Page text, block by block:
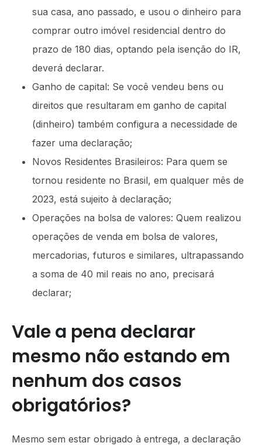
sua casa, ano passado, e usou o dinheiro para
comprar outro imóvel residencial dentro do
prazo de 180 dias, optando pela isenção do IR,
deverá declarar.
Ganho de capital: Se você vendeu bens ou
direitos que resultaram em ganho de capital
(dinheiro) também configura a necessidade de
fazer uma declaração;
Novos Residentes Brasileiros: Para quem se
tornou residente no Brasil, em qualquer mês de
2023, está sujeito à declaração;
Operações na bolsa de valores: Quem realizou
operações de venda em bolsa de valores,
mercadorias, futuros e similares, ultrapassando
a soma de 40 mil reais no ano, precisará
declarar;
Vale a pena declarar
mesmo não estando em
nenhum dos casos
obrigatórios?
Mesmo sem estar obrigado à entrega, a declaração